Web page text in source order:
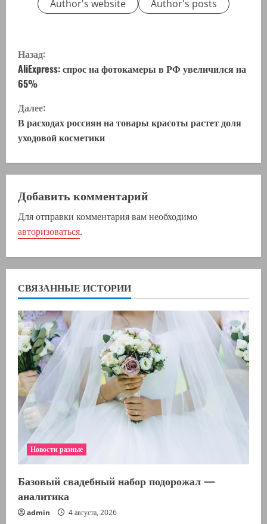
Author's website Author's posts
П
р
о
д
о
л
ж
и
ь
ч
т
е
н
и
е
Назад:
AliExpress: спрос на фотокамеры в РФ увеличился на
65%
Далее:
В расходах россиян на товары красоты растет доля
уходовой косметики
Добавить комментарий
Для отправки комментария вам необходимо
авторизоваться.
СВЯЗАННЫЕ ИСТОРИИ
Новости разные
Базовый свадебный набор подорожал —
аналитика
admin 4 августа, 2026